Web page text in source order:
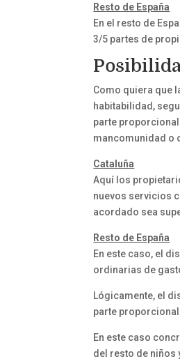
Resto de España
En el resto de
3/5 partes de
Como quiera que
habitabilidad,
parte proporcional
mancomunidad o
Cataluña
Aquí los
nuevos servicios
acordado sea
Resto de España
En este caso, el
ordinarias de
Lógicamente, el
parte
En este caso
del resto de niños